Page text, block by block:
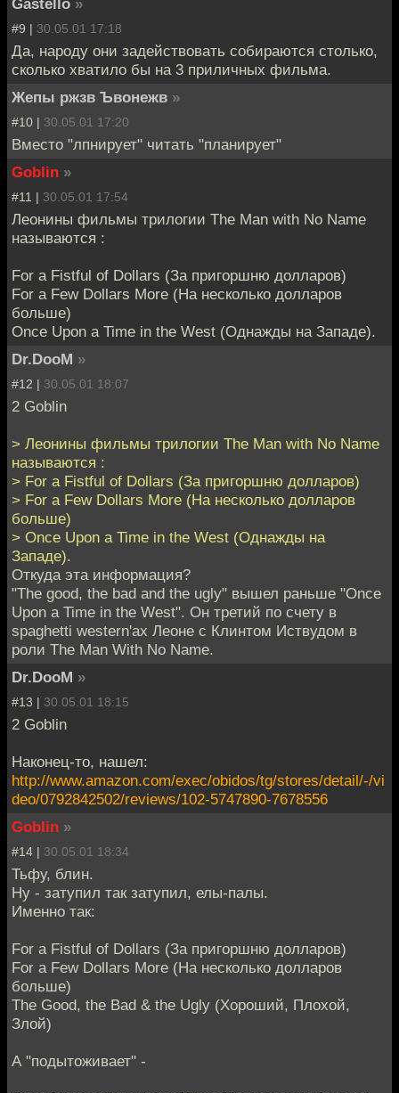
#9 | 30.05.01 17:18
Да, народу они задействовать собираются столько,
сколько хватило бы на 3 приличных фильма.
Жепы ржзв Ъвонежв »
#10 | 30.05.01 17:20
Вместо "лпнирует" читать "планирует"
Goblin »
#11 | 30.05.01 17:54
Леонины фильмы трилогии The Man with No Name
называются :
For a Fistful of Dollars (За пригоршню долларов)
For a Few Dollars More (На несколько долларов
больше)
Once Upon a Time in the West (Однажды на Западе).
Dr.DooM »
#12 | 30.05.01 18:07
2 Goblin
> Леонины фильмы трилогии The Man with No Name
называются :
> For a Fistful of Dollars (За пригоршню долларов)
> For a Few Dollars More (На несколько долларов
больше)
> Once Upon a Time in the West (Однажды на
Западе).
Откуда эта информация?
"The good, the bad and the ugly" вышел раньше "Once
Upon a Time in the West". Он третий по счету в
spaghetti western'ах Леоне с Клинтом Иствудом в
роли The Man With No Name.
Dr.DooM »
#13 | 30.05.01 18:15
2 Goblin
Наконец-то, нашел:
http://www.amazon.com/exec/obidos/tg/stores/detail/-/vi
deo/0792842502/reviews/102-5747890-7678556
Goblin »
#14 | 30.05.01 18:34
Тьфу, блин.
Ну - затупил так затупил, елы-палы.
Именно так:
For a Fistful of Dollars (За пригоршню долларов)
For a Few Dollars More (На несколько долларов
больше)
The Good, the Bad & the Ugly (Хороший, Плохой,
Злой)
А "подытоживает" -